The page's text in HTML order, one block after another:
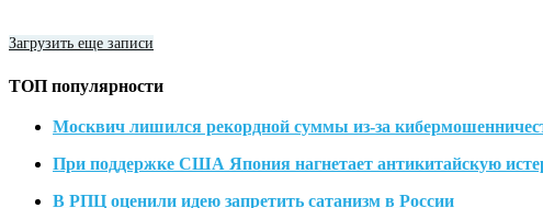
Загрузить еще записи
ТОП популярности
Москвич лишился рекордной суммы из-за
При поддержке США Япония нагнетает антикитайскую
В РПЦ оценили идею запретить сатанизм в России